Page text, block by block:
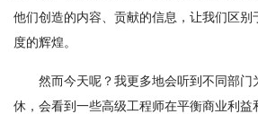
他们创造的内容、贡献的信息，让我们区别
度的辉煌。
然而今天呢？我更多地会听到不同部门
休，会看到一些高级工程师在平衡商业利益